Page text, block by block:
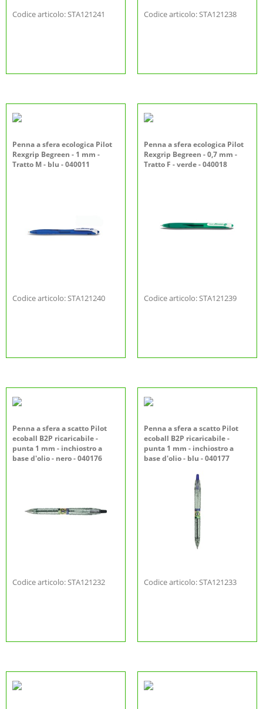
Codice articolo: STA121241 Codice articolo: STA121238
Penna a sfera ecologica Pilot
Rexgrip Begreen - 1 mm -
Tratto M - blu - 040011
Codice articolo: STA121240
Penna a sfera ecologica Pilot
Rexgrip Begreen - 0,7 mm -
Tratto F - verde - 040018
Codice articolo: STA121239
Penna a sfera a scatto Pilot
ecoball B2P ricaricabile -
punta 1 mm - inchiostro a
base d'olio - nero - 040176
Codice articolo: STA121232
Penna a sfera a scatto Pilot
ecoball B2P ricaricabile -
punta 1 mm - inchiostro a
base d'olio - blu - 040177
Codice articolo: STA121233